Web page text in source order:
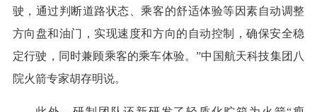
驶，通过判断道路状态、乘客的舒适体验等因素自动调整
方向盘和油门，实现速度和方向的自动控制，确保安全稳
定行驶，同时兼顾乘客的乘车体验。”中国航天科技集团八
院火箭专家胡存明说。